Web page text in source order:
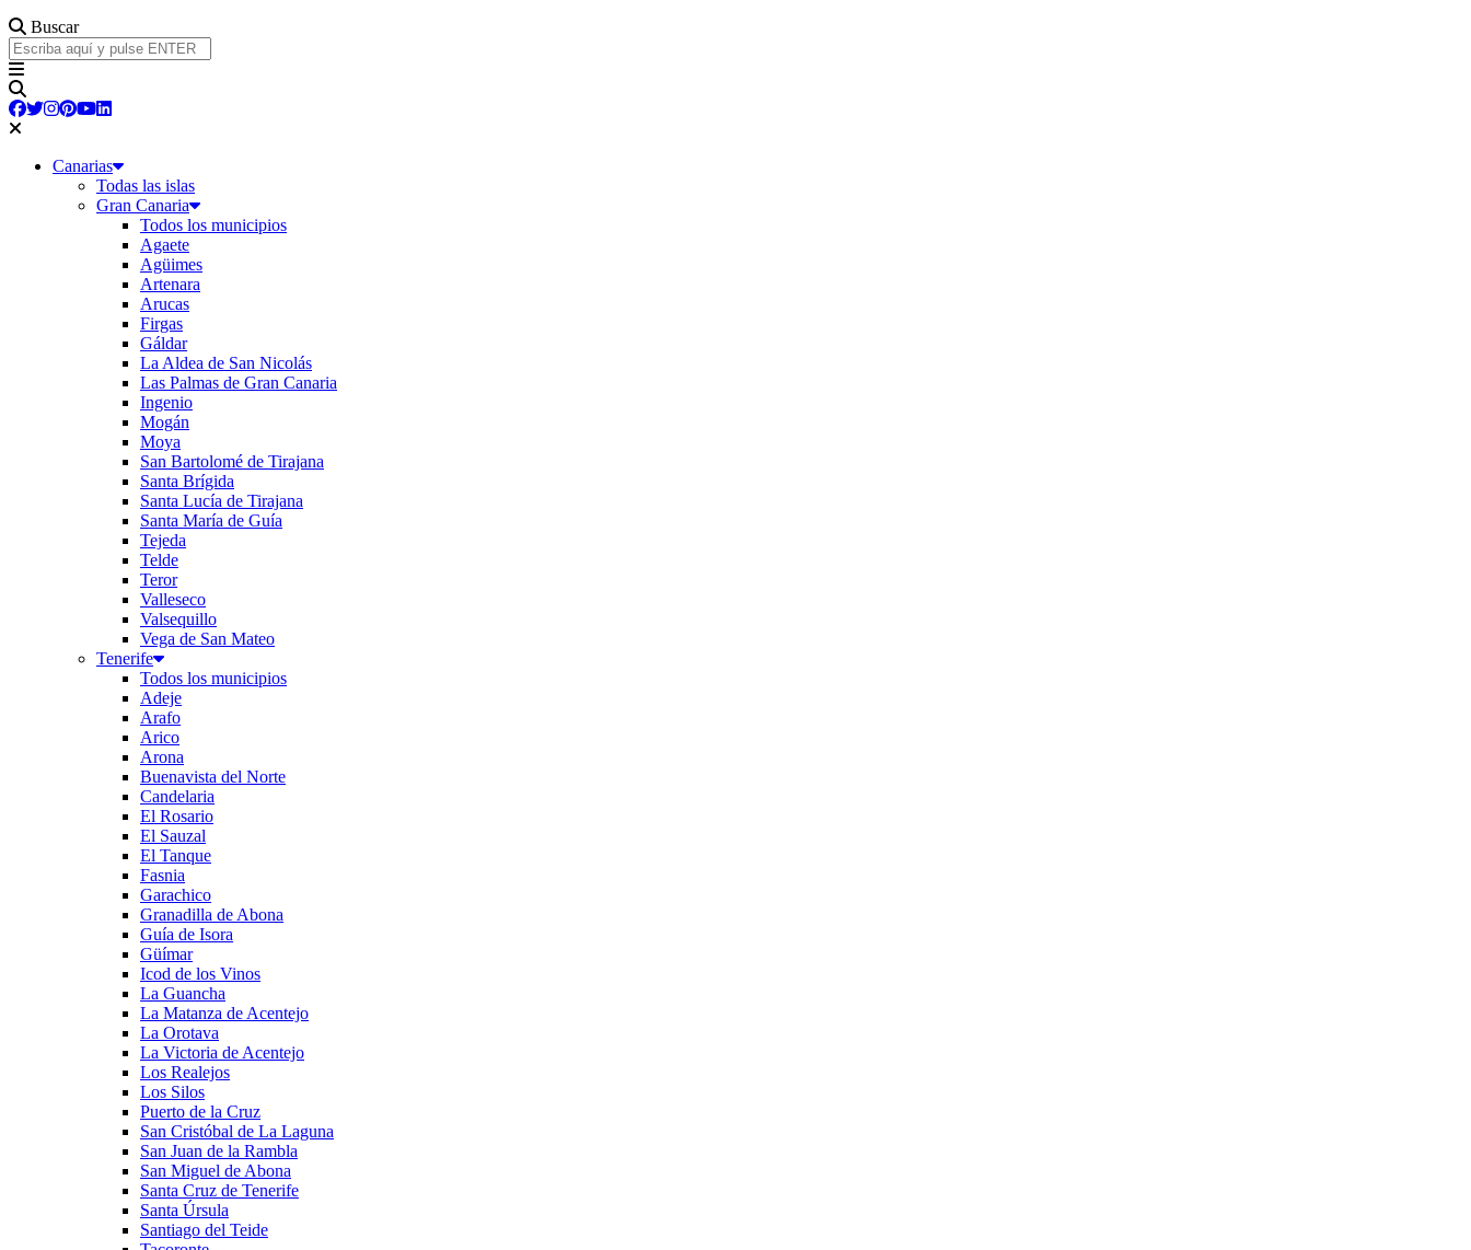
Buscar
Canarias
Todas las islas
Gran Canaria
Todos los municipios
Agaete
Agüimes
Artenara
Arucas
Firgas
Gáldar
La Aldea de San Nicolás
Las Palmas de Gran Canaria
Ingenio
Mogán
Moya
San Bartolomé de Tirajana
Santa Brígida
Santa Lucía de Tirajana
Santa María de Guía
Tejeda
Telde
Teror
Valleseco
Valsequillo
Vega de San Mateo
Tenerife
Todos los municipios
Adeje
Arafo
Arico
Arona
Buenavista del Norte
Candelaria
El Rosario
El Sauzal
El Tanque
Fasnia
Garachico
Granadilla de Abona
Guía de Isora
Güímar
Icod de los Vinos
La Guancha
La Matanza de Acentejo
La Orotava
La Victoria de Acentejo
Los Realejos
Los Silos
Puerto de la Cruz
San Cristóbal de La Laguna
San Juan de la Rambla
San Miguel de Abona
Santa Cruz de Tenerife
Santa Úrsula
Santiago del Teide